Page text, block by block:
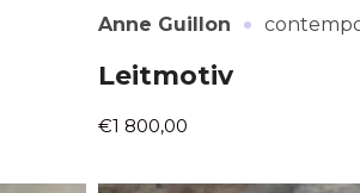
Anne Guillon ·
Leitmotiv
€1 800,00